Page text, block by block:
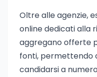
Oltre alle agenzie,
online dedicati alla
aggregano offerte
fonti, permettendo
candidarsi a